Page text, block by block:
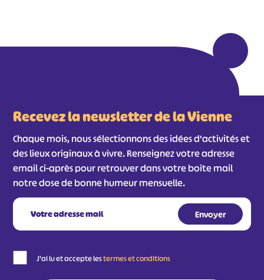
Recevez la newsletter de la Vienne
Chaque mois, nous sélectionnons des idées d'activités et
des lieux originaux à vivre. Renseignez votre adresse
email ci-après pour retrouver dans votre boîte mail
notre dose de bonne humeur mensuelle.
J'ai lu et accepte lestermes et conditions